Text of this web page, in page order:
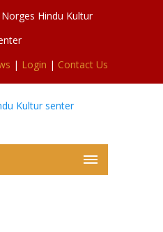
Hindu Kultur
| Login | Contact Us